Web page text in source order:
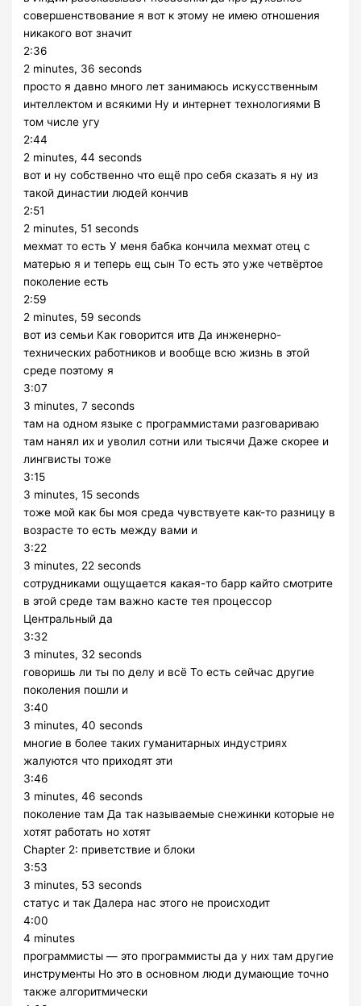
совершенствование я вот к этому не имею отношения
никакого вот значит
2:36
2 minutes, 36 seconds
просто я давно много лет занимаюсь искусственным
интеллектом и всякими Ну и интернет технологиями В
том числе угу
2:44
2 minutes, 44 seconds
вот и ну собственно что ещё про себя сказать я ну из
такой династии людей кончив
2:51
2 minutes, 51 seconds
мехмат то есть У меня бабка кончила мехмат отец с
матерью я и теперь ещ сын То есть это уже четвёртое
поколение есть
2:59
2 minutes, 59 seconds
вот из семьи Как говорится итв Да инженерно-
технических работников и вообще всю жизнь в этой
среде поэтому я
3:07
3 minutes, 7 seconds
там на одном языке с программистами разговариваю
там нанял их и уволил сотни или тысячи Даже скорее и
лингвисты тоже
3:15
3 minutes, 15 seconds
тоже мой как бы моя среда чувствуете как-то разницу в
возрасте то есть между вами и
3:22
3 minutes, 22 seconds
сотрудниками ощущается какая-то барр кайто смотрите
в этой среде там важно касте тея процессор
Центральный да
3:32
3 minutes, 32 seconds
говоришь ли ты по делу и всё То есть сейчас другие
поколения пошли и
3:40
3 minutes, 40 seconds
многие в более таких гуманитарных индустриях
жалуются что приходят эти
3:46
3 minutes, 46 seconds
поколение там Да так называемые снежинки которые не
хотят работать но хотят
Chapter 2: приветствие и блоки
3:53
3 minutes, 53 seconds
статус и так Далера нас этого не происходит
4:00
4 minutes
программисты — это программисты да у них там другие
инструменты Но это в основном люди думающие точно
также алгоритмически